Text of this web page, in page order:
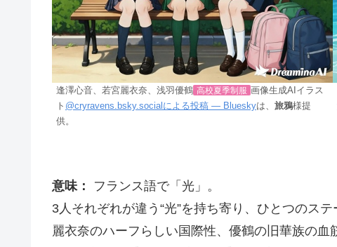
逢澤心音、若宮麗衣奈、浅羽優鶴 高校夏季制服 画像生成AIイラス
ト @cryravens.bsky.socialによる投稿 — Blueskyは、 旅鴉様提
供。
意味：
フランス語で「光」。
3人それぞれが違う“光”を持ち寄り、ひとつのス
麗衣奈のハーフらしい国際性、優鶴の旧華族の